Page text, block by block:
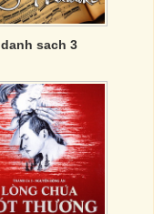
danh sach 3